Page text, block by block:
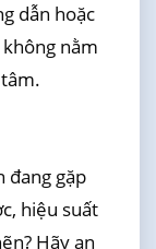
dẫn hoặc
nằm
đang gặp
hiệu suất
Hãy an